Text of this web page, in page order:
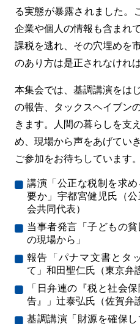
る実態が暴露されました。
企業や個人の情報も含まれ
課税を逃れ、その穴埋めを
のあり方は是正されなけれ
本集会では、基調講演をは
の報告、タックスヘイブン
きます。人間の暮らしを支
め、現場から声をあげてい
ご参加をお待ちしています。
講演「公正な税制を求
要か」宇都宮健児氏（
会共同代表）
当事者発言「子どもの
の現場から」
報告「パナマ文書とタ
て」和田聖仁氏（東京弁
「日弁連の『税と社会
告』」辻泰弘氏（佐賀弁
基調講演「財源を確保